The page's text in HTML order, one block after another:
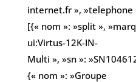
internet.fr », »telephone
[{« nom »: »split »,
ui:Virtus-12K-IN-
Multi », »sn »:
{« nom »: »Groupe